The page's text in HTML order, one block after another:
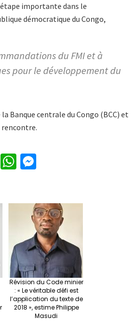
importante dans le
démocratique du Congo,
du FMI et à
pour le développement du
Banque centrale du Congo (BCC) et
rencontre.
S
n
W
h
sA
p
n
ge
r
Révision du Code minier
: « Le véritable défi est
l’application du texte de
2018 », estime Philippe
Masudi